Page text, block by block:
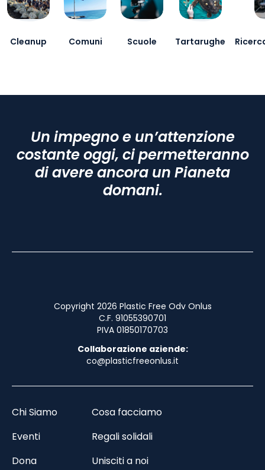
Cleanup Comuni Scuole Tartarughe
Un impegno e un’attenzione
costante oggi, ci permetteranno
di avere ancora un Pianeta
domani.
Copyright 2026 Plastic Free Odv Onlus
C.F. 91055390701
PIVA 01850170703
Collaborazione aziende:
co@plasticfreeonlus.it
Chi Siamo
Cosa facciamo
Eventi
Regali solidali
Dona
Unisciti a noi